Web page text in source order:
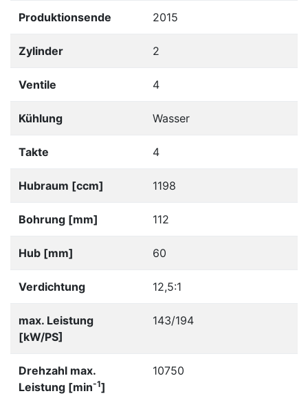
Produktionsende 2015
Zylinder 2
Ventile 4
Kühlung Wasser
Takte 4
Hubraum [ccm] 1198
Bohrung [mm] 112
Hub [mm] 60
Verdichtung 12,5:1
max. Leistung
[kW/PS]
143/194
Drehzahl max.
Leistung [min-1]
10750